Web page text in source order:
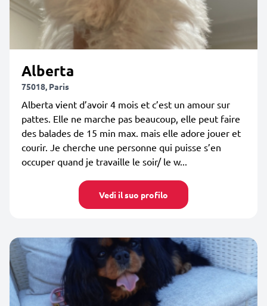
Alberta
75018, Paris
Alberta vient d’avoir 4 mois et c’est un amour sur
pattes. Elle ne marche pas beaucoup, elle peut faire
des balades de 15 min max. mais elle adore jouer et
courir. Je cherche une personne qui puisse s’en
occuper quand je travaille le soir/ le w...
Vedi il suo profilo